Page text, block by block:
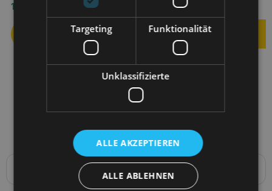
12,40
11,30€
Produktbeschreibung
BeHappy XL Halb-Halsband 40-60 [b] x 2,5cm
Targeting Funktionalität
Unklassifizierte
ALLE AKZEPTIEREN
ALLE ABLEHNEN